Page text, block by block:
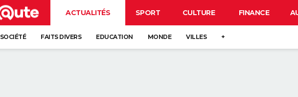
ACTUALITÉS SPORT CULTURE FINANCE
SOCIÉTÉ FAITS DIVERS EDUCATION MONDE VILLES +